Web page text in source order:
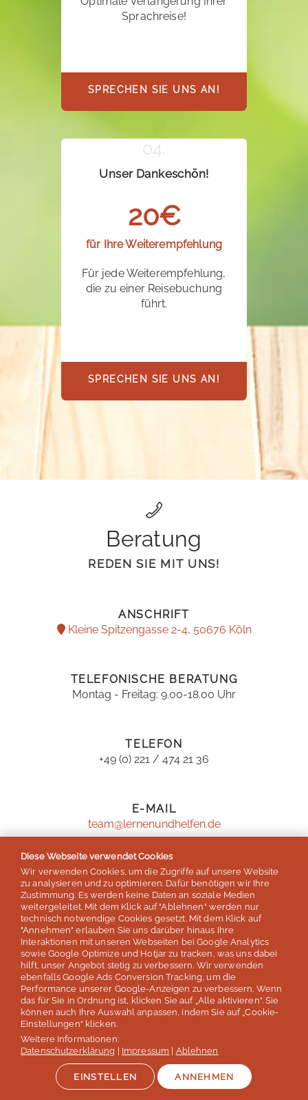
Sprachreise!
SPRECHEN SIE UNS AN!
Unser Dankeschön!
20€
für Ihre Weiterempfehlung
Für jede Weiterempfehlung,
die zu einer Reisebuchung
führt.
SPRECHEN SIE UNS AN!
Beratung
REDEN SIE MIT UNS!
ANSCHRIFT
Kleine Spitzengasse 2-4, 50676 Köln
TELEFONISCHE BERATUNG
Montag - Freitag: 9.00-18.00 Uhr
TELEFON
+49 (0) 221 / 474 21 36
E-MAIL
team@lernenundhelfen.de
Diese Webseite verwendet Cookies
Wir verwenden Cookies, um die Zugriffe auf unsere Website
zu analysieren und zu optimieren. Dafür benötigen wir Ihre
Zustimmung. Es werden keine Daten an soziale Medien
weitergeleitet. Mit dem Klick auf "Ablehnen" werden nur
technisch notwendige Cookies gesetzt. Mit dem Klick auf
"Annehmen" erlauben Sie uns darüber hinaus Ihre
Interaktionen mit unseren Webseiten bei Google Analytics
sowie Google Optimize und Hotjar zu tracken, was uns dabei
hilft, unser Angebot stetig zu verbessern. Wir verwenden
ebenfalls Google Ads Conversion Tracking, um die
Performance unserer Google-Anzeigen zu verbessern. Wenn
das für Sie in Ordnung ist, klicken Sie auf „Alle aktivieren“. Sie
können auch Ihre Auswahl anpassen, indem Sie auf „Cookie-
Einstellungen“ klicken.
Weitere Informationen:
Datenschutzerklärung
Impressum Ablehnen
EINSTELLEN ANNEHMEN